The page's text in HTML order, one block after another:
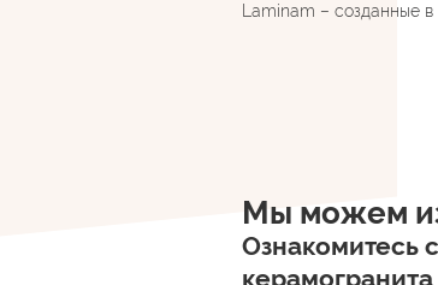
Laminam – созданные
Мы можем
Ознакомитесь